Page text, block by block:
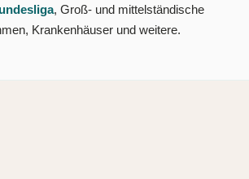
, Groß- und mittelständische
Krankenhäuser und weitere.